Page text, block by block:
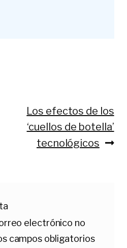
Siguiente:
Los efectos de los
‘cuellos de botella’
tecnológicos
electrónico no
campos obligatorios